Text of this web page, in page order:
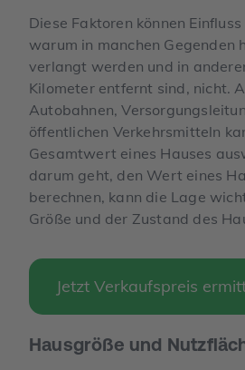
Diese Faktoren können
warum in manchen Gegenden
verlangt werden und in
Kilometer entfernt sind, nicht.
Autobahnen,
öffentlichen Verkehrsmitteln
Gesamtwert eines Hauses
darum geht, den Wert eines
berechnen, kann die Lage
Größe und der Zustand des
Jetzt Verkaufspreis
Hausgröße und